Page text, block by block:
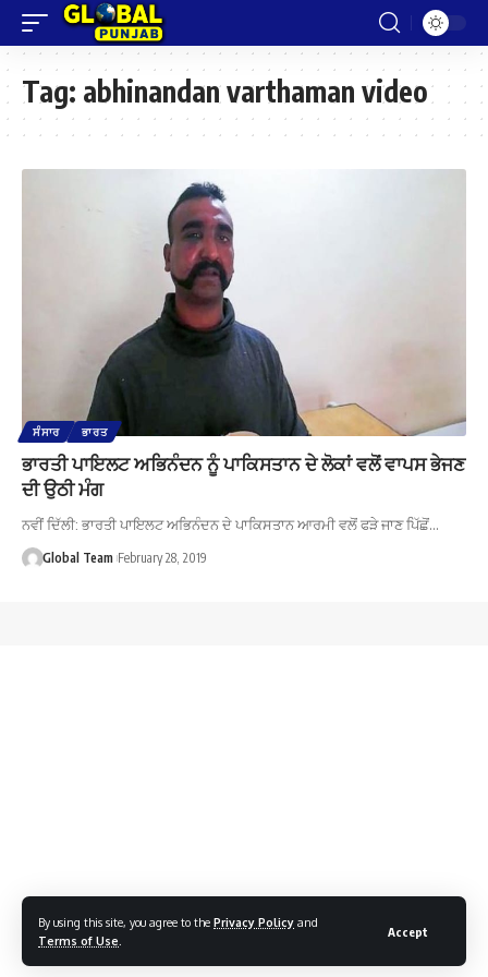
By using this site, you agree to the Privacy Policy and
Terms of Use
Accept
Tag: abhinandan varthaman video
ਸੰਸਾਰ ਭਾਰਤ
ਭਾਰਤੀ ਪਾਇਲਟ ਅਭਿਨੰਦਨ ਨੂੰ ਪਾਕਿਸਤਾਨ ਦੇ ਲੋਕਾਂ ਵਲੋਂ ਵਾਪਸ ਭੇਜਣ
ਦੀ ਉਠੀ ਮੰਗ
ਨਵੀਂ ਦਿੱਲੀ: ਭਾਰਤੀ ਪਾਇਲਟ ਅਭਿਨੰਦਨ ਦੇ ਪਾਕਿਸਤਾਨ ਆਰਮੀ ਵਲੋਂ ਫੜੇ ਜਾਣ ਪਿੱਛੋਂ…
Global Team February 28, 2019